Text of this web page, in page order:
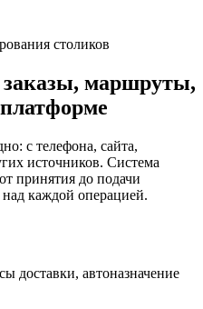
столиков
заказы, маршруты,
с телефона, сайта,
источников. Система
принятия до подачи
над каждой операцией.
доставки, автоназначение